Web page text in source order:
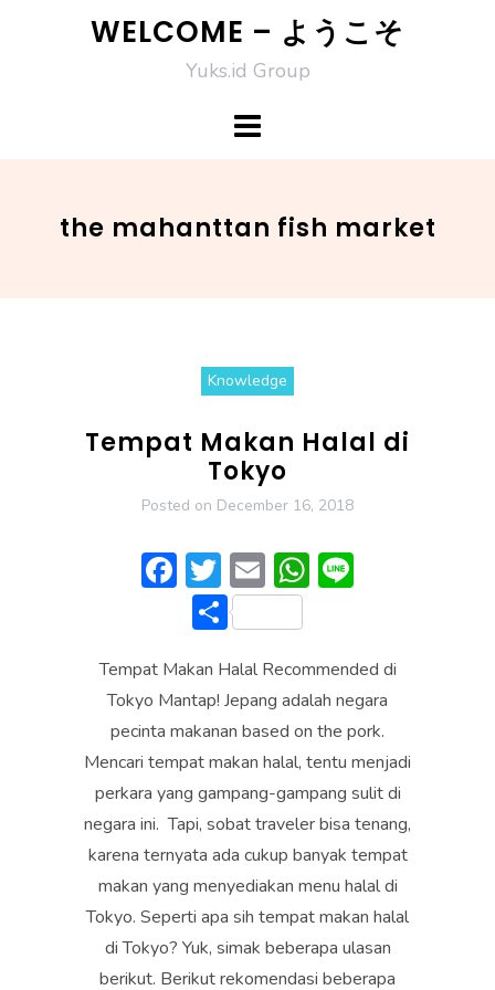
WELCOME – ようこそ
Yuks.id Group
the mahanttan fish market
Knowledge
Tempat Makan Halal di
Tokyo
Posted on December 16, 2018
F
ac
e
b
o
ok
T
w
itt
er
E
m
ai
l
W
s
A
p
p
S
ar
e
Tempat Makan Halal Recommended di
Tokyo Mantap! Jepang adalah negara
pecinta makanan based on the pork.
Mencari tempat makan halal, tentu menjadi
perkara yang gampang-gampang sulit di
negara ini. Tapi, sobat traveler bisa tenang,
karena ternyata ada cukup banyak tempat
makan yang menyediakan menu halal di
Tokyo. Seperti apa sih tempat makan halal
di Tokyo? Yuk, simak beberapa ulasan
berikut. Berikut rekomendasi beberapa